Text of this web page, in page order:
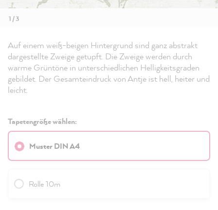
1 / 3
Auf einem weiß-beigen Hintergrund sind ganz abstrakt
dargestellte Zweige getupft. Die Zweige werden durch
warme Grüntöne in unterschiedlichen Helligkeitsgraden
gebildet. Der Gesamteindruck von Antje ist hell, heiter und
leicht.
Tapetengröße wählen:
Muster DIN A4
Rolle 10m